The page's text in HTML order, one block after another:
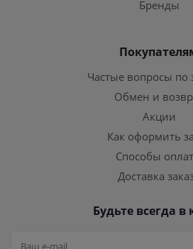
Бренды
Частые вопросы по
Обмен и
Акции
Как оформить
Способы
Доставка
Будьте всегда в